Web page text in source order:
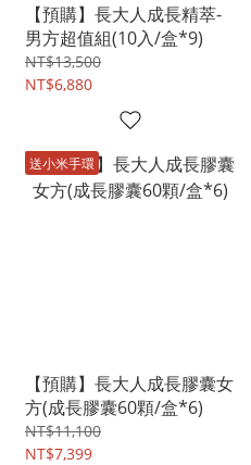
【預購】長大人成長精萃-
男方超值組(10入/盒*9)
NT$13,500
NT$6,880
送小米手環
【預購】長大人成長膠囊女
方(成長膠囊60顆/盒*6)
NT$11,100
NT$7,399